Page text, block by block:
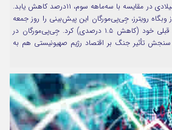
در سه‌ماهه چهارم سال جاری میلادی در مقایسه با سه‌ماهه سوم، ۱۱درصد کاهش یابد.
وبگاه رویترز، جِی‌پی‌مورگان این پیش‌بینی را روز جمعه
اعلام و آن را جایگزین برآورد قبلی خود (کاهش ۱.۵ درصدی) کرد. جِی‌پی‌مورگان در
سنجش تأثیر جنگ بر اقتصاد رژیم صهیونیستی هم به